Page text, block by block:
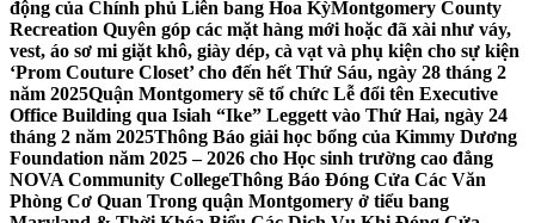
động của Chính phủ Liên bang Hoa KỳMontgomery County
Recreation Quyên góp các mặt hàng mới hoặc đã xài như váy,
vest, áo sơ mi giặt khô, giày dép, cà vạt và phụ kiện cho sự kiện
‘Prom Couture Closet’ cho đến hết Thứ Sáu, ngày 28 tháng 2
năm 2025Quận Montgomery sẽ tổ chức Lễ đổi tên Executive
Office Building qua Isiah “Ike” Leggett vào Thứ Hai, ngày 24
tháng 2 năm 2025Thông Báo giải học bổng của Kimmy Dương
Foundation năm 2025 – 2026 cho Học sinh trường cao đẳng
NOVA Community CollegeThông Báo Đóng Cửa Các Văn
Phòng Cơ Quan Trong quận Montgomery ở tiểu bang